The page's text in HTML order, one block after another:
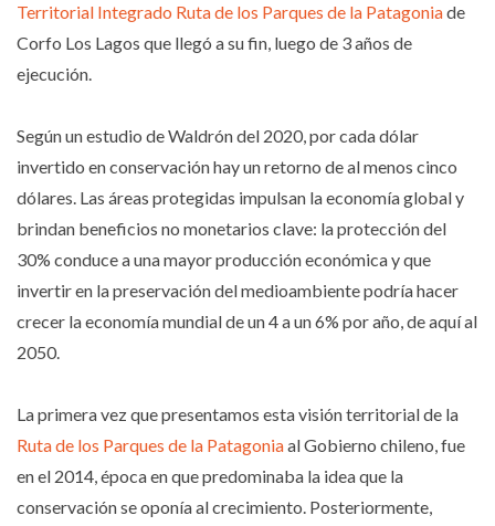
Territorial Integrado Ruta de los Parques de la Patagoniade
Corfo Los Lagos que llegó a su fin, luego de 3 años de
ejecución.
Según un estudio de Waldrón del 2020, por cada dólar
invertido en conservación hay un retorno de al menos cinco
dólares. Las áreas protegidas impulsan la economía global y
brindan beneficios no monetarios clave: la protección del
30% conduce a una mayor producción económica y que
invertir en la preservación del medioambiente podría hacer
crecer la economía mundial de un 4 a un 6% por año, de aquí al
2050.
La primera vez que presentamos esta visión territorial de la
Ruta de los Parques de la Patagoniaal Gobierno chileno, fue
en el 2014, época en que predominaba la idea que la
conservación se oponía al crecimiento. Posteriormente,